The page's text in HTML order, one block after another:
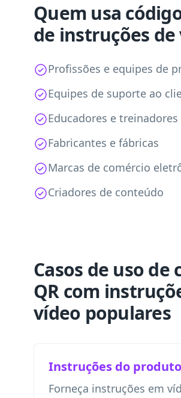
Quem usa
de instruções de
Profissões e equipes de
Equipes de suporte ao
Educadores e treinadores
Fabricantes e fábricas
Marcas de comércio
Criadores de conteúdo
Casos de uso de
QR com
vídeo populares
Instruções do produto
Forneça instruções em